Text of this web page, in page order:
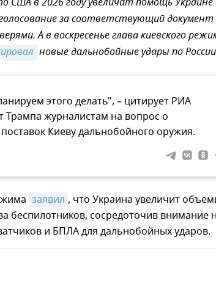
США в 2026 году увеличат помощь Украине
за соответствующий документ
А в воскресенье глава киевского
новые дальнобойные удары по
этого делать", – цитирует РИА
Трампа журналистам на вопрос о
Киеву дальнобойного оружия.
заявил , что Украина увеличит
беспилотников, сосредоточив внимание
и БПЛА для дальнобойных ударов.